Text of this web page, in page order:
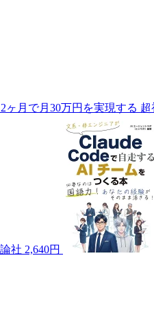
2ヶ月で月30万円を実現する
社 2,640円